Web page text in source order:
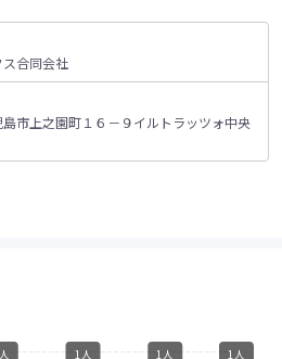
合同会社
市上之園町１６－９イルトラッツォ中央
1人 1人 1人